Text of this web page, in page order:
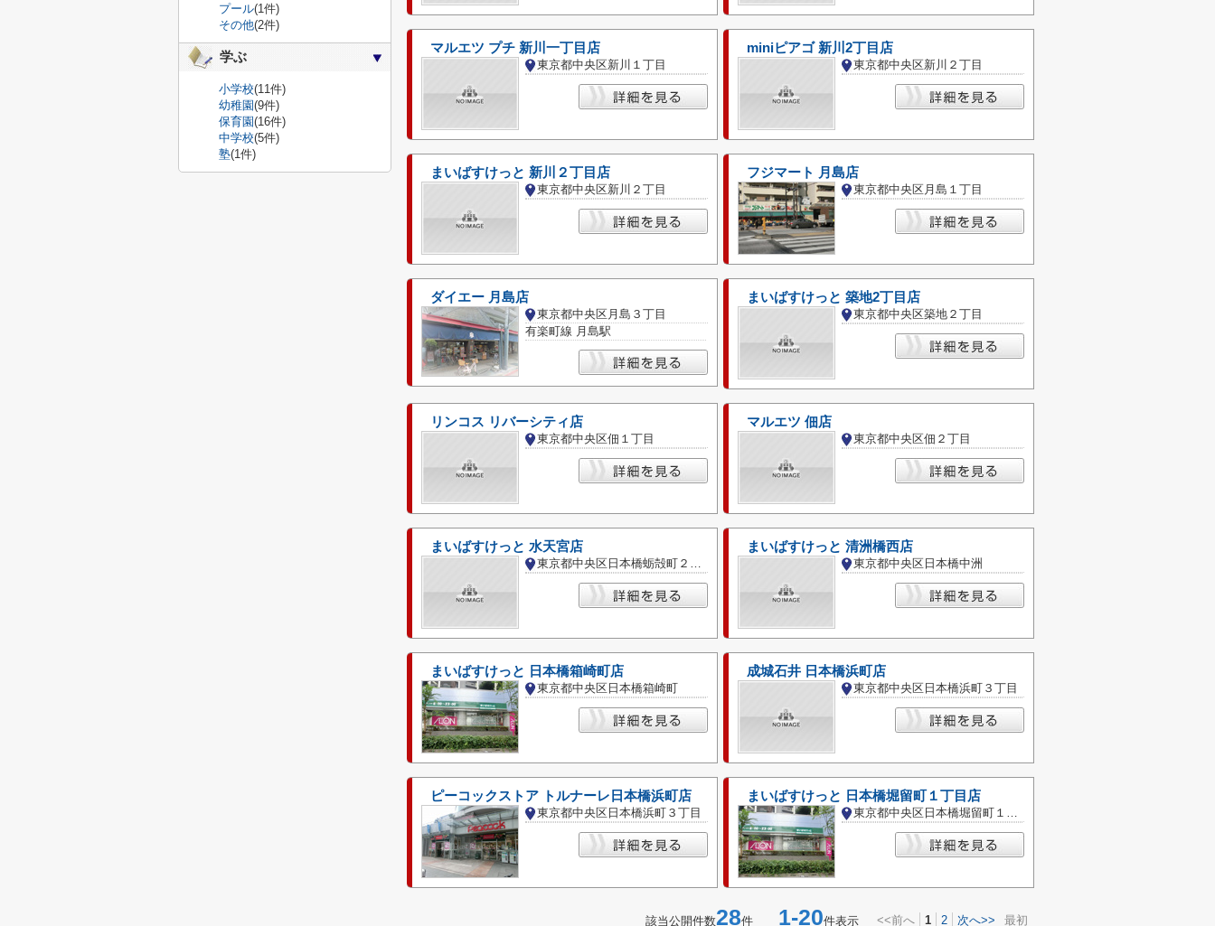
マルエツ プチ 新川一丁目店
東京都中央区新川１丁目
miniピアゴ 新川2丁目店
東京都中央区新川２丁目
まいばすけっと 新川２丁目店
東京都中央区新川２丁目
フジマート 月島店
東京都中央区月島１丁目
ダイエー 月島店
東京都中央区月島３丁目
有楽町線 月島駅
まいばすけっと 築地2丁目店
東京都中央区築地２丁目
リンコス リバーシティ店
東京都中央区佃１丁目
マルエツ 佃店
東京都中央区佃２丁目
まいばすけっと 水天宮店
東京都中央区日本橋蛎殻町２丁目
まいばすけっと 清洲橋西店
東京都中央区日本橋中洲
まいばすけっと 日本橋箱崎町店
東京都中央区日本橋箱崎町
成城石井 日本橋浜町店
東京都中央区日本橋浜町３丁目
ピーコックストア トルナーレ日本橋浜町店
東京都中央区日本橋浜町３丁目
まいばすけっと 日本橋堀留町１丁目店
東京都中央区日本橋堀留町１丁目
該当公開件数28件 1-20件表示 <<前へ 1 2 次へ>> 最初
プール(1件)
その他(2件)
学ぶ
小学校(11件)
幼稚園(9件)
保育園(16件)
中学校(5件)
塾(1件)